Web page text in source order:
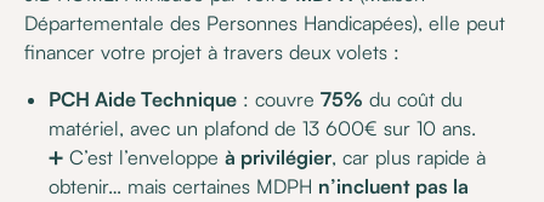
Départementale des Personnes Handicapées), elle peut
financer votre projet à travers deux volets :
PCH Aide Technique: couvre 75% du coût du
matériel, avec un plafond de 13 600€ sur 10 ans.
➕ C’est l’enveloppe à privilégier, car plus rapide à
obtenir… mais certaines MDPH n’incluent pas la